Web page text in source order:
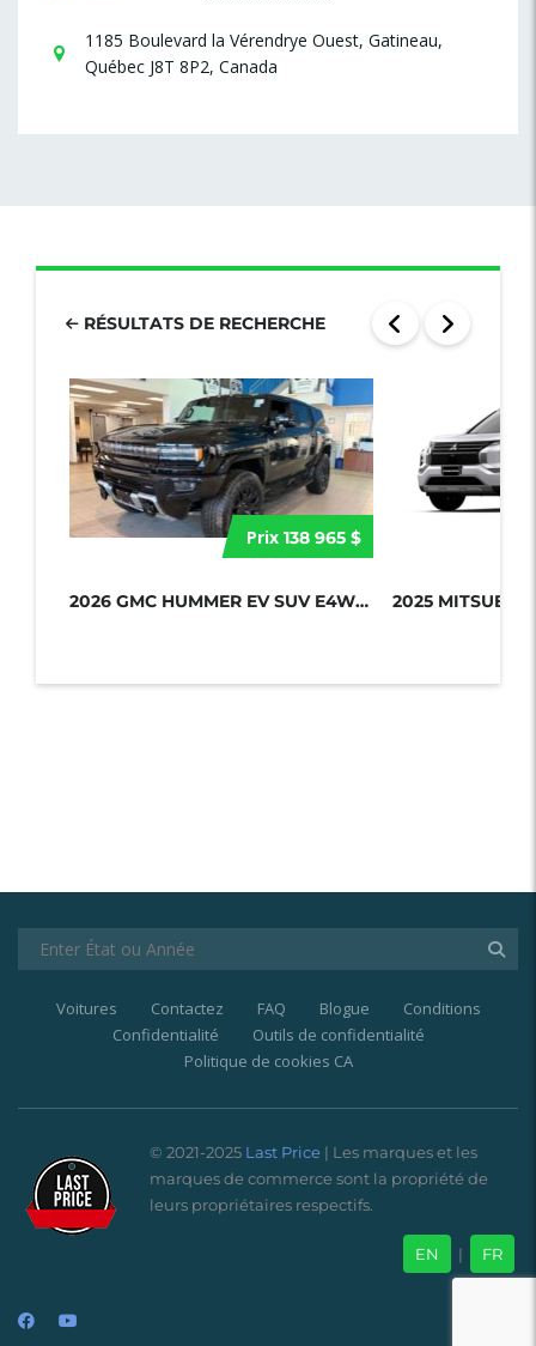
1185 Boulevard la Vérendrye Ouest, Gatineau,
Québec J8T 8P2, Canada
RÉSULTATS DE RECHERCHE
Prix 138 965 $
2026 GMC HUMMER EV SUV E4WD 4DR 2X...
Voitures Contactez FAQ Blogue
Conditions
Confidentialité
Outils de confidentialité
Politique de cookies CA
© 2021-2025 Last Price | Les marques et les
marques de commerce sont la propriété de
leurs propriétaires respectifs.
EN | FR